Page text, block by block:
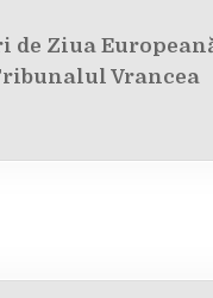
de Ziua
Vrancea